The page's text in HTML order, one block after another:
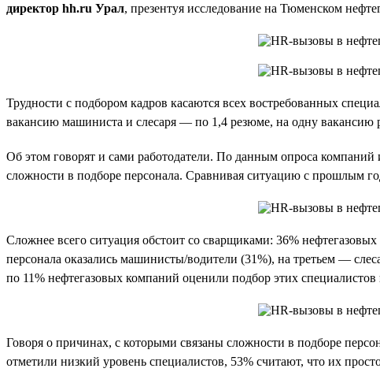
директор hh.ru Урал, презентуя исследование на Тюменском
Трудности с подбором кадров касаются всех востребованных
вакансию машиниста и слесаря — по 1,4 резюме, на одну
Об этом говорят и сами работодатели. По данным опроса
сложности в подборе персонала. Сравнивая ситуацию с прошлым
Сложнее всего ситуация обстоит со сварщиками: 36%
персонала оказались машинисты/водители (31%), на третьем —
по 11% нефтегазовых компаний оценили подбор этих
Говоря о причинах, с которыми связаны сложности в подборе
отметили низкий уровень специалистов, 53% считают, что их